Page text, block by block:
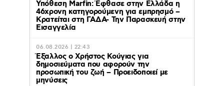
Υπόθεση Marfin: Έφθασε στην Ελλάδα η
46χρονη κατηγορούμενη για εμπρησμό –
Κρατείται στη ΓΑΔΑ- Την Παρασκευή στην
Εισαγγελία
06.08.2026 | 22:43
Έξαλλος ο Χρήστος Κούγιας για
δημοσιεύματα που αφορούν την
προσωπική του ζωή – Προειδοποιεί με
μηνύσεις